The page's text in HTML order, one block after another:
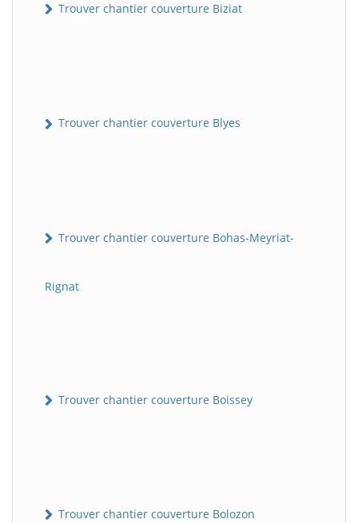
Trouver chantier couverture Biziat
Trouver chantier couverture Blyes
Trouver chantier couverture Bohas-Meyriat-
Rignat
Trouver chantier couverture Boissey
Trouver chantier couverture Bolozon